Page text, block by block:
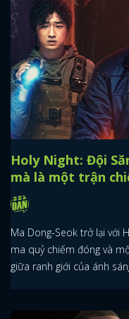
Holy Night: Đội
mà là một trận
Ma Dong-Seok trở lại với
ma quỷ chiếm đóng và
giữa ranh giới của ánh